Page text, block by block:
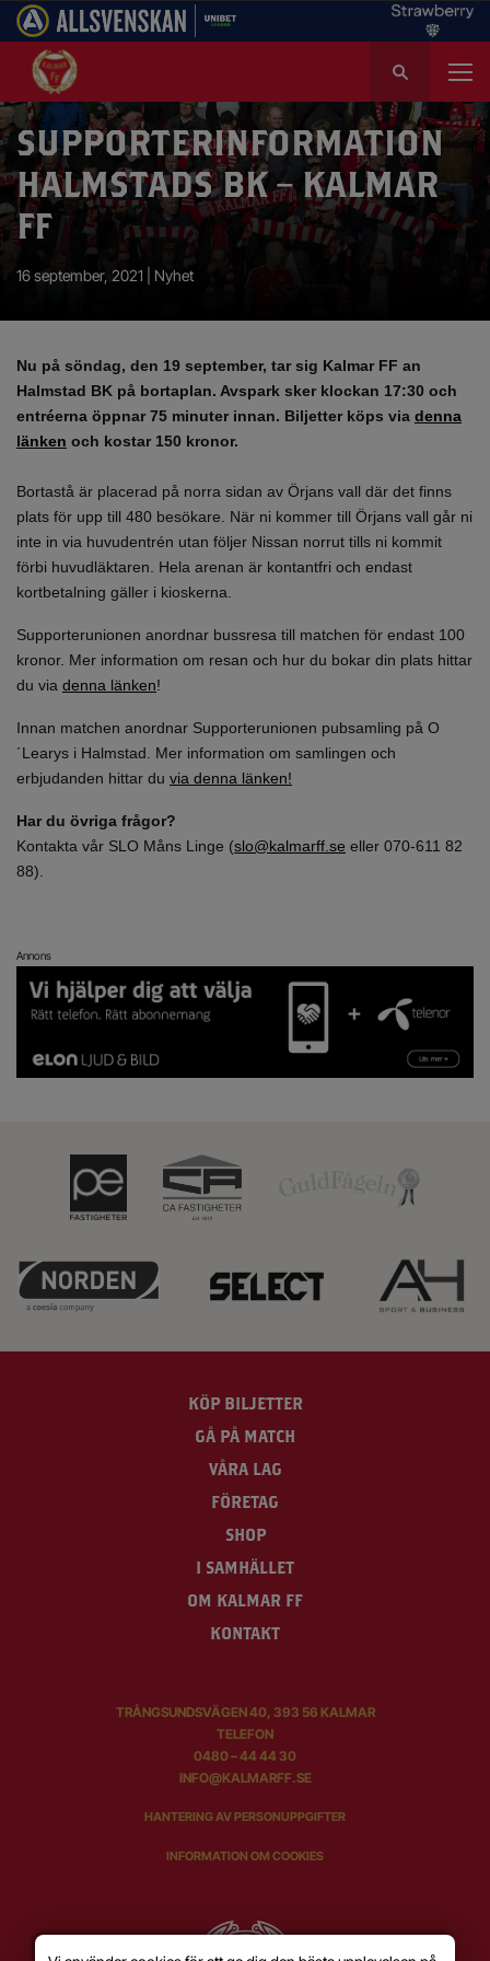
k
e
f
t
SUPPORTERINFORMATION
HALMSTADS BK – KALMAR
FF
16 september, 2021 | Nyhet
Nu på söndag, den 19 september, tar sig Kalmar FF an
Halmstad BK på bortaplan. Avspark sker klockan 17:30 och
entréerna öppnar 75 minuter innan. Biljetter köps via denna
länken och kostar 150 kronor.
Bortastå är placerad på norra sidan av Örjans vall där det finns
plats för upp till 480 besökare. När ni kommer till Örjans vall går ni
inte in via huvudentrén utan följer Nissan norrut tills ni kommit
förbi huvudläktaren. Hela arenan är kontantfri och endast
kortbetalning gäller i kioskerna.
Supporterunionen anordnar bussresa till matchen för endast 100
kronor. Mer information om resan och hur du bokar din plats hittar
du via denna länken!
Innan matchen anordnar Supporterunionen pubsamling på O
´Learys i Halmstad. Mer information om samlingen och
erbjudanden hittar du via denna länken!
Har du övriga frågor?
Kontakta vår SLO Måns Linge (slo@kalmarff.se eller 070-611 82
88).
Annons
KÖP BILJETTER
GÅ PÅ MATCH
VÅRA LAG
FÖRETAG
SHOP
I SAMHÄLLET
OM KALMAR FF
KONTAKT
TRÅNGSUNDSVÄGEN 40, 393 56 KALMAR
TELEFON
0480 – 44 44 30
INFO@KALMARFF.SE
HANTERING AV PERSONUPPGIFTER
INFORMATION OM COOKIES